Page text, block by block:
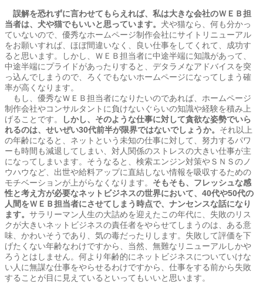
誤解を恐れずに言わせてもらえれば、私は大きな会社のＷＥＢ担
当者は、犬や猫でもいいと思っています。 犬や猫なら、何も分かっ
ていないので、優秀なホームページ制作会社にサイトリニューアル
をお願いすれば、ほぼ間違いなく、良い仕事をしてくれて、成功す
ると思います。しかし、ＷＥＢ担当者に中途半端に知識があって、
中途半端にプライドがあったりすると、デタラメなアドバイスを突
っ込んでしまうので、ろくでもないホームページになってしまう確
率が高くなります。
もし、優秀なＷＥＢ担当者になりたいのであれば、ホームページ
制作会社やコンサルタントに負けないぐらいの知識や経験を積み上
げることです。
しかし、そのような仕事に対して貪欲な姿勢でいら
れるのは、せいぜい30代前半が限界ではないでしょうか。 それ以上
の年齢になると、ネットという未知の仕事に対して、努力するパワ
ーも時間も減退してしまい、対人関係のストレスの大きい仕事が主
になってしまいます。そうなると、検索エンジン対策やＳＮＳのノ
ウハウなど、出世や給料アップに直結しない情報を吸収するための
モチベーションが上がらなくなります。 そもそも、フレッシュな感
性と考え方が必要なネットビジネスの世界において、40代や50代の
人間をＷＥＢ担当者にさせてしまう時点で、ナンセンスな話になり
ます。 サラリーマン人生の大詰めを迎えたこの年代に、失敗のリス
クが大きいネットビジネスの責任者をやらせてしまうのは、ある意
味、かわいそうであり、気の毒だったりします。失敗して評価を下
げたくない年齢なわけですから、当然、無難なリニューアルしかや
ろうとはしません。何より年齢的にネットビジネスについていけな
い人に無謀な仕事をやらせるわけですから、仕事をする前から失敗
することが目に見えているといってもいいと思います。